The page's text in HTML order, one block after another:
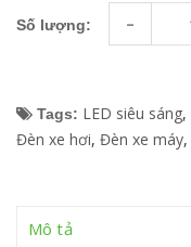
Số lượng: -
Tags: LED siêu sáng,
Đèn xe hơi, Đèn xe máy,
Mô tả